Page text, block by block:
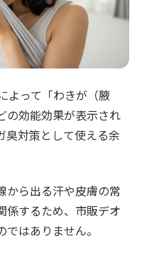
よって「わきが（腋
の効能効果が表示され
臭対策として使える余
から出る汗や皮膚の常
係するため、市販デオ
はありません。